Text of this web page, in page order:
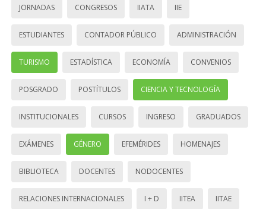
JORNADAS CONGRESOS IIATA IIE
ESTUDIANTES CONTADOR PÚBLICO ADMINISTRACIÓN
TURISMO ESTADÍSTICA ECONOMÍA CONVENIOS
POSGRADO POSTÍTULOS CIENCIA Y TECNOLOGÍA
INSTITUCIONALES CURSOS INGRESO GRADUADOS
EXÁMENES GÉNERO EFEMÉRIDES HOMENAJES
BIBLIOTECA DOCENTES NODOCENTES
RELACIONES INTERNACIONALES I + D IITEA IITAE